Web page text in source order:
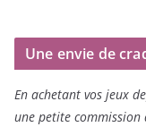
Une envie de
En achetant vos jeux
une petite